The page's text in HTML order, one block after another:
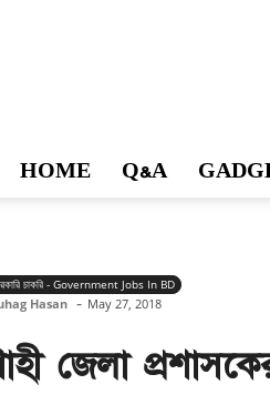
HOME Q&A
চাকরি - Government Jobs In BD
Hasan - May 27, 2018
জেলা